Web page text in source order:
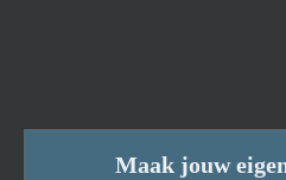
Maak jouw